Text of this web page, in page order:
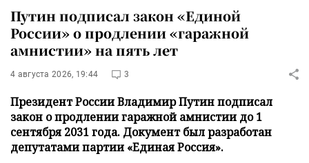
Путин подписал закон «Единой
России» о продлении «гаражной
амнистии» на пять лет
4 августа 2026, 19:44 3
Президент России Владимир Путин подписал
закон о продлении гаражной амнистии до 1
сентября 2031 года. Документ был разработан
депутатами партии «Единая Россия».